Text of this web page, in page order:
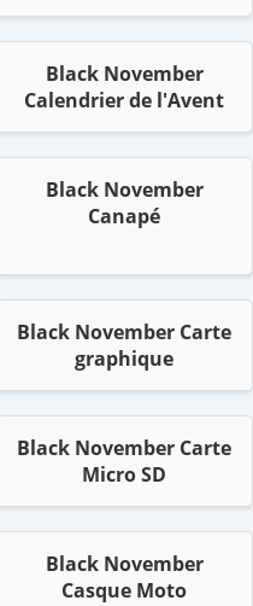
Black November
Calendrier de l'Avent
Black November
Canapé
Black November Carte
graphique
Black November Carte
Micro SD
Black November
Casque Moto